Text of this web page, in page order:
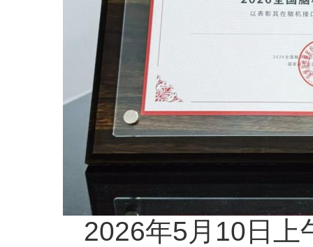
2026年5月10日上